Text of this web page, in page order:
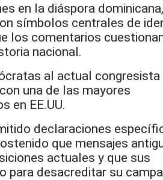
en la diáspora
símbolos centrales de
los comentarios
nacional.
al actual congresista
una de las mayores
en EE.UU.
declaraciones
que mensajes
actuales y que sus
para desacreditar su